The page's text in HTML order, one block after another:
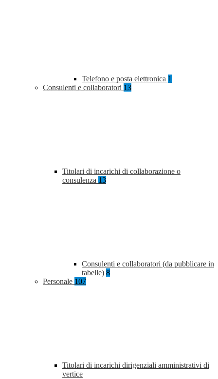
Telefono e posta elettronica 1
Consulenti e collaboratori 13
Titolari di incarichi di collaborazione o
consulenza 13
Consulenti e collaboratori (da pubblicare in
tabelle) 8
Personale 107
Titolari di incarichi dirigenziali amministrativi di
vertice